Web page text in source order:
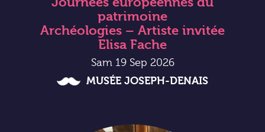
patrimoine
Archéologies – Artiste invitée
Elisa Fache
Sam 19 Sep 2026
MUSÉE JOSEPH-DENAIS